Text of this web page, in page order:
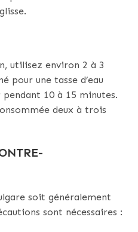
utilisez environ 2 à 3
pour une tasse d’eau
10 à 15 minutes.
deux à trois
soit généralement
sont nécessaires :